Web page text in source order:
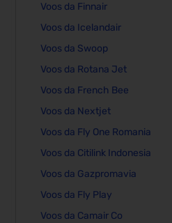
Voos da Finnair
Voos da Icelandair
Voos da Swoop
Voos da Rotana Jet
Voos da French Bee
Voos da Nextjet
Voos da Fly One Romania
Voos da Citilink Indonesia
Voos da Gazpromavia
Voos da Fly Play
Voos da Camair Co